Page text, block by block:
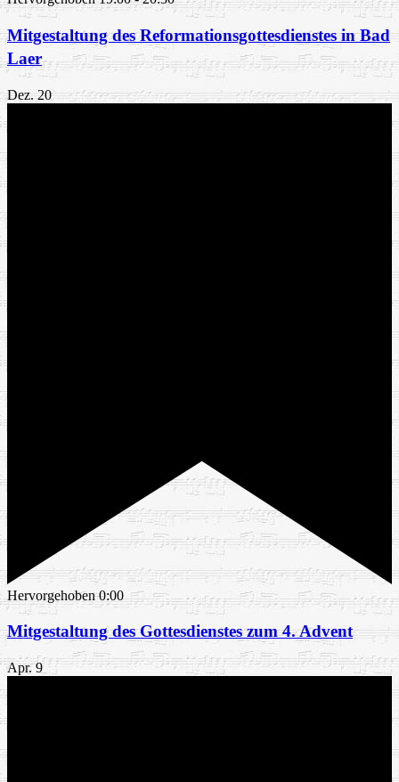
Mitgestaltung des Reformationsgottesdienstes in Bad
Laer
Dez.20
Hervorgehoben 0:00
Mitgestaltung des Gottesdienstes zum 4. Advent
Apr.9